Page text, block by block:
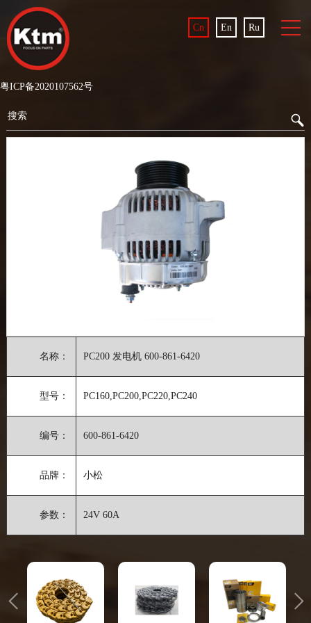
Cn En Ru
粤ICP备2020107562号
名称： PC200 发电机 600-861-6420
型号： PC160,PC200,PC220,PC240
编号： 600-861-6420
品牌： 小松
参数： 24V 60A